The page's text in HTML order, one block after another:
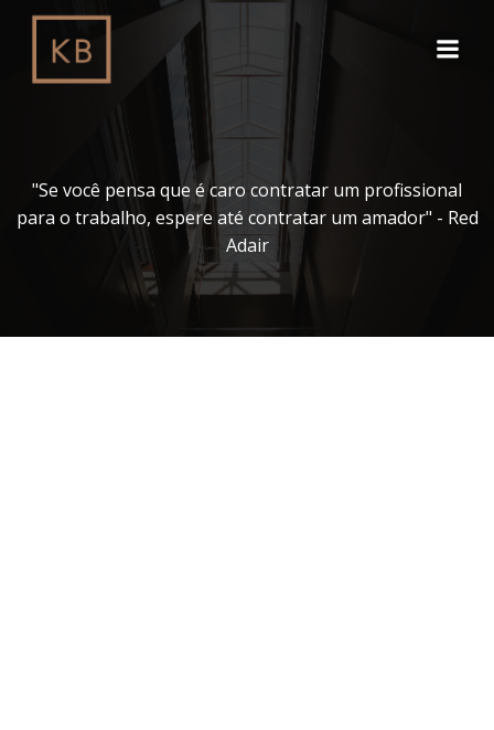
o
conteúdo
"Se você pensa que é caro contratar um profissional
para o trabalho, espere até contratar um amador" - Red
Adair